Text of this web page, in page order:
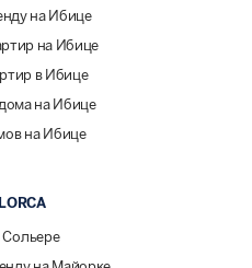
на Ибице
на Ибице
в Ибице
на Ибице
на Ибице